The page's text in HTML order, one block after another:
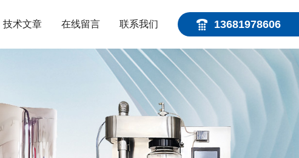
13681978606
技术文章 在线留言 联系我们